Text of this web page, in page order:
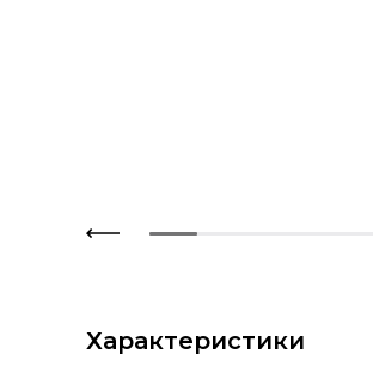
Характеристики